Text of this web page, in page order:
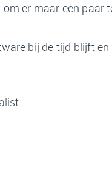
er maar een paar
bij de tijd blijft en